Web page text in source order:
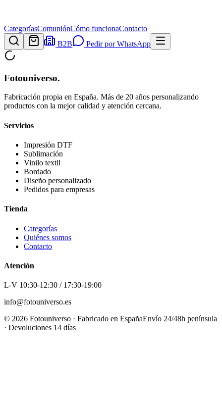
CategoríasComuniónCómo funcionaContacto
B2B
Pedir por WhatsApp
Fotouniverso.
Fabricación propia en España. Más de 20 años personalizando
productos con la mejor calidad y atención cercana.
Servicios
Impresión DTF
Sublimación
Vinilo textil
Bordado
Diseño personalizado
Pedidos para empresas
Tienda
Categorías
Quiénes somos
Contacto
Atención
L-V 10:30-12:30 / 17:30-19:00
info@fotouniverso.es
© 2026 Fotouniverso · Fabricado en EspañaEnvío 24/48h península
· Devoluciones 14 días